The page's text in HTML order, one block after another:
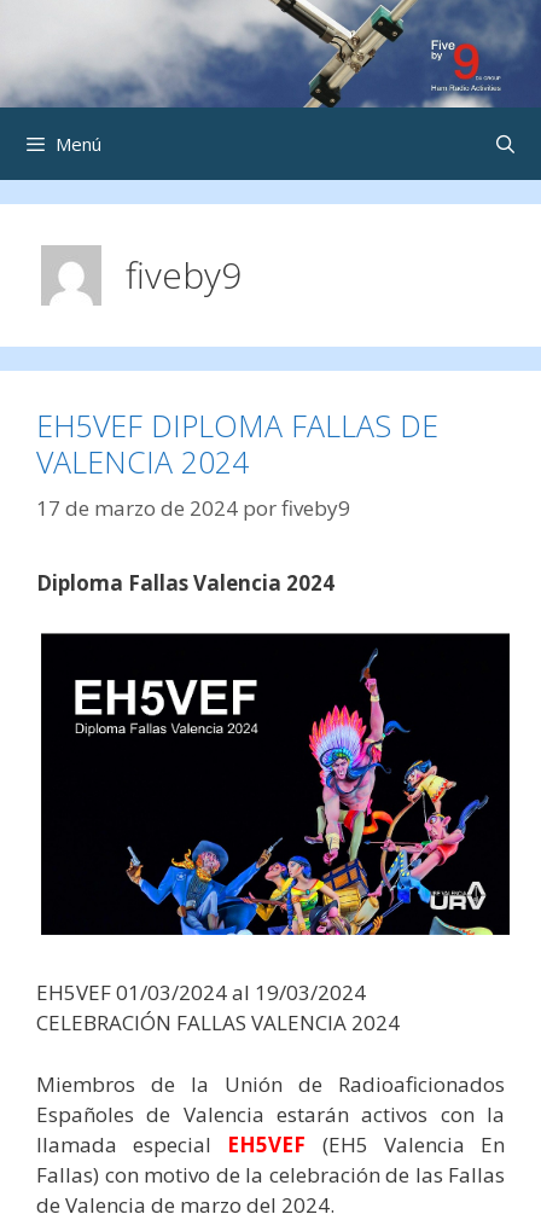
contenido
Menú
fiveby9
EH5VEF DIPLOMA FALLAS DE
VALENCIA 2024
17 de marzo de 2024 porfiveby9
Diploma Fallas Valencia 2024
EH5VEF 01/03/2024 al 19/03/2024
CELEBRACIÓN FALLAS VALENCIA 2024
Miembros de la Unión de Radioaficionados
Españoles de Valencia estarán activos con la
llamada especial EH5VEF (EH5 Valencia En
Fallas) con motivo de la celebración de las Fallas
de Valencia de marzo del 2024.